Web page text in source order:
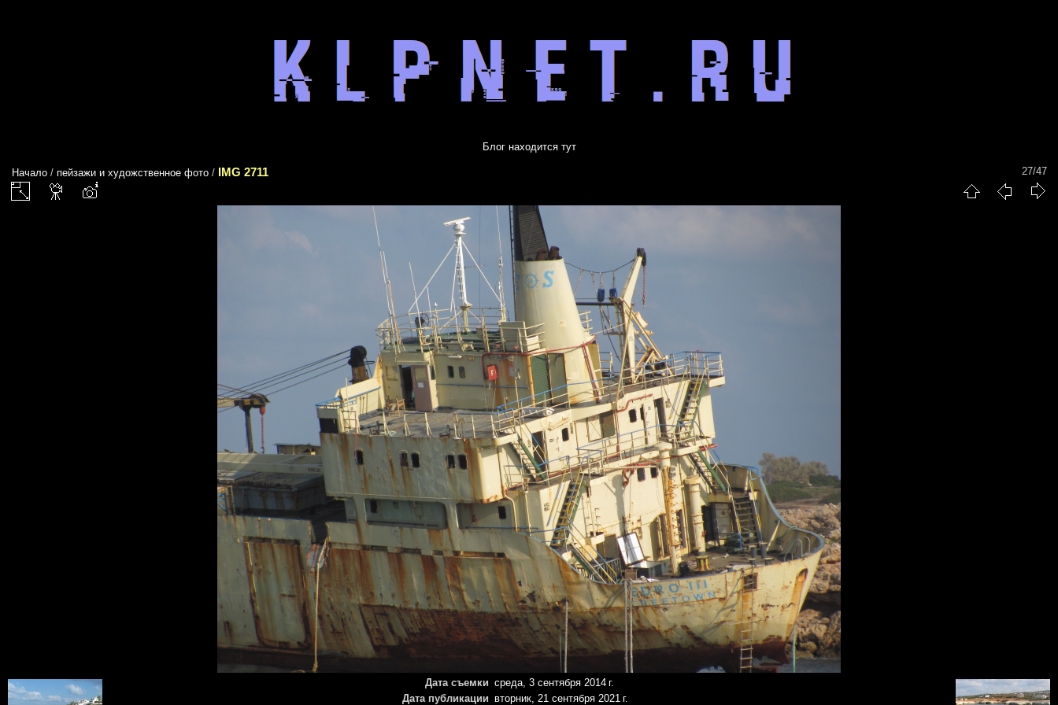
Блог находится тут
Начало / пейзажи и художственное фото / IMG 2711 27/47
Дата съемки среда, 3 сентября 2014 г.
Дата публикации вторник, 21 сентября 2021 г.